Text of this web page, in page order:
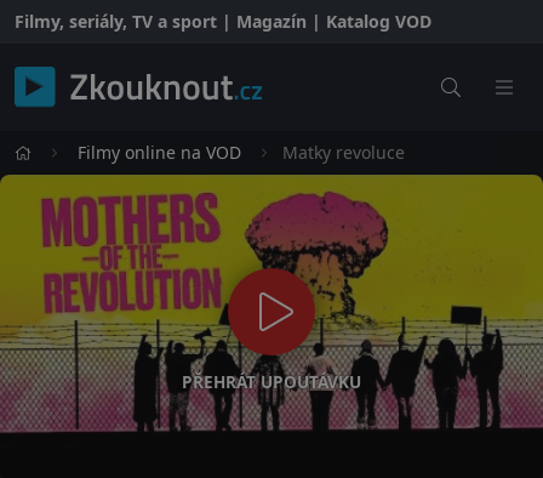
Filmy, seriály, TV a sport | Magazín | Katalog VOD
Filmy online na VOD Matky revoluce
PŘEHRÁT UPOUTÁVKU